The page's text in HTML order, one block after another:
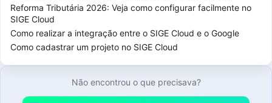
Licenças 13
Outras Configurações
Contratações adicionais
Reforma Tributária 2026: Veja como configurar facilmente no
SIGE Cloud
Como realizar a integração entre o SIGE Cloud e o Google
Como cadastrar um projeto no SIGE Cloud
Não encontrou o que precisava?